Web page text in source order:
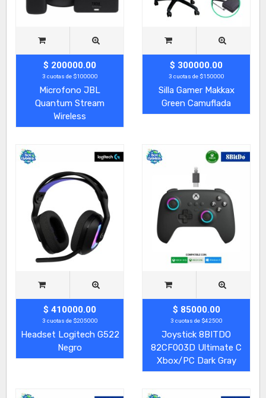
$ 200000.00
3 cuotas de $100000
Microfono JBL
Quantum Stream
Wireless
$ 300000.00
3 cuotas de $150000
Silla Gamer Makkax
Green Camuflada
$ 410000.00
3 cuotas de $205000
Headset Logitech G522
Negro
$ 85000.00
3 cuotas de $42500
Joystick 8BITDO
82CF003D Ultimate C
Xbox/PC Dark Gray